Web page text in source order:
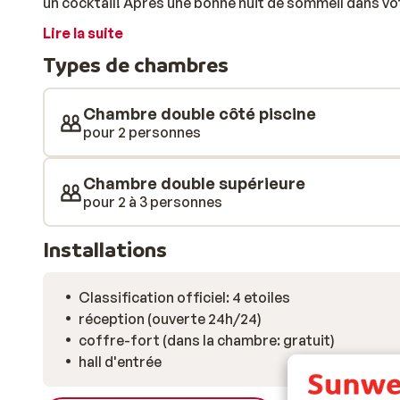
déjeuner copieux vous attendra. Envie de brûler des
boulevard animé ou sur la plage de Kamari. A moins
nombreux commerces et de belles tavernes.
Lire la suite
Types de chambres
Chambre double côté piscine
pour 2 personnes
Chambre double supérieure
pour 2 à 3 personnes
Installations
Classification officiel: 4 etoiles
réception (ouverte 24h/24)
coffre-fort (dans la chambre: gratuit)
hall d'entrée